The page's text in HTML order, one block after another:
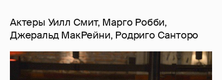
Актеры Уилл Смит, Марго Робби,
Джеральд МакРейни, Родриго Санторо